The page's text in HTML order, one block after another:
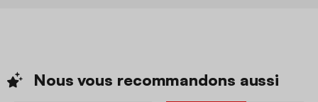
Nous vous recommandons aussi